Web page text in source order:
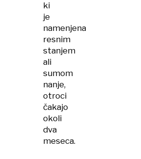
ki
je
namenjena
resnim
stanjem
ali
sumom
nanje,
otroci
čakajo
okoli
dva
meseca.